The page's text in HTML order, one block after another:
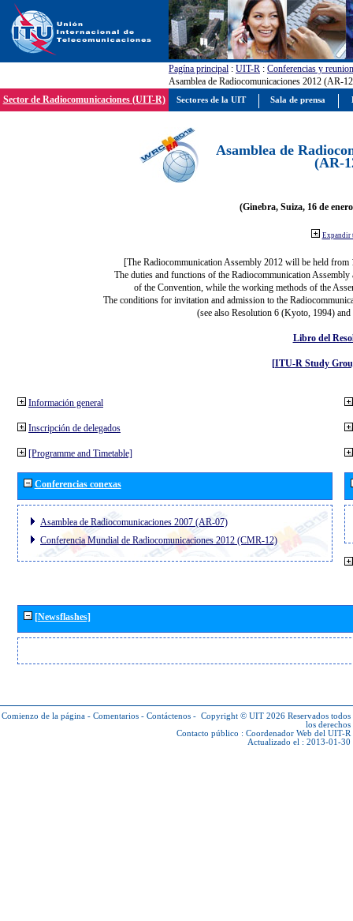
Pagína principal : UIT-R : Conferencias y
Asamblea de Radiocomunicaciones 2012 (AR-
Sector de Radiocomunicaciones (UIT-R)
Asamblea de
(AR-
(Ginebra, Suiza, 16 de
Expandir
[The Radiocommunication Assembly 2012 will be held
The duties and functions of the Radiocommunication
of the Convention, while the working methods of the
The conditions for invitation and admission to the
(see also Resolution 6 (Kyoto, 1994)
Libro del
[ITU-R Study
Información general
Inscripción de delegados
[Programme and Timetable]
Conferencias conexas
Asamblea de Radiocomunicaciones 2007 (AR-07)
Conferencia Mundial de Radiocomunicaciones 2012 (CMR-12)
[Newsflashes]
Comienzo de la página - Comentarios - Contáctenos - Copyright © UIT 2026 Reservados todos
los derechos
Contacto público : Coordenador Web del UIT-R
Actualizado el : 2013-01-30
Sectores de la UIT Sala de prensa